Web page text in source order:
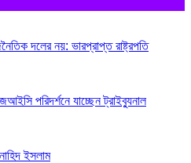
দলের নয়: ভারপ্রাপ্ত রাষ্ট্রপতি
পরিদর্শনে যাচ্ছেন ট্রাইব্যুনাল
ইসলাম